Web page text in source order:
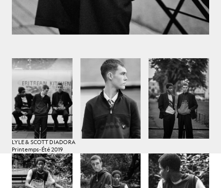
LYLE & SCOTT DIADORA
Printemps-Été 2019